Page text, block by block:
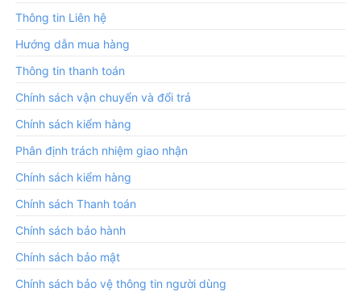
Thông tin Liên hệ
Hướng dẫn mua hàng
Thông tin thanh toán
Chính sách vận chuyển và đổi trả
Chính sách kiểm hàng
Phân định trách nhiệm giao nhận
Chính sách kiểm hàng
Chính sách Thanh toán
Chính sách bảo hành
Chính sách bảo mật
Chính sách bảo vệ thông tin người dùng